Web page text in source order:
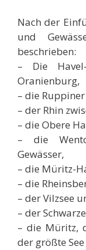
Nach der
und
beschrieben:
– Die
Oranienburg,
– die
– der Rhin
– die Obere
– die
Gewässer,
– die Müritz-
– die
– der Vilzsee
– der
– die Müritz,
der größte